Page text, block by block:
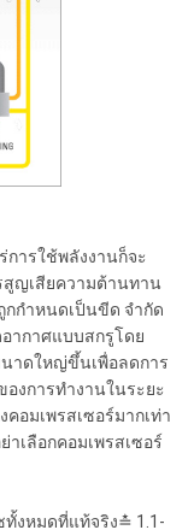
การใช้พลังงานก็จะ
ญเสียความต้านทาน
กำหนดเป็นขีด จำกัด
ากาศแบบสกรูโดย
าดใหญ่ขึ้นเพื่อลดการ
งการทำงานในระยะ
อมเพรสเซอร์มากเท่า
เลือกคอมเพรสเซอร์
งหมดที่แท้จริง≛ 1.1-